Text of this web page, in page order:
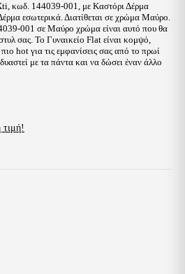
Xti, κωδ. 144039-001, με Καστόρι Δέρμα
εσωτερικά. Διατίθεται σε χρώμα Μαύρο.
001 σε Μαύρο χρώμα είναι αυτό που θα
σας. Το Γυναικείo Flat είναι κομψό,
hot για τις εμφανίσεις σας από το πρωί
με τα πάντα και να δώσει έναν άλλο